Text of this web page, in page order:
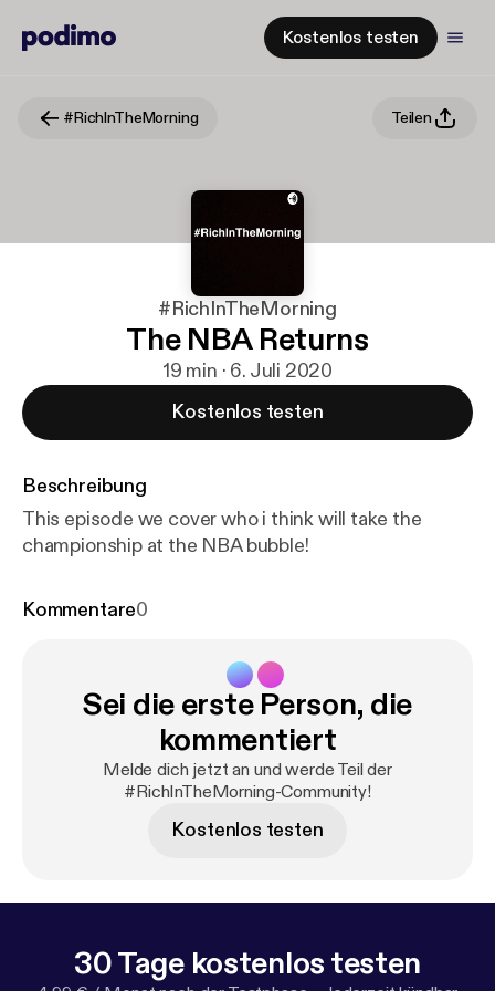
Kostenlos testen
#RichInTheMorning Teilen
#RichInTheMorning
The NBA Returns
19 min · 6. Juli 2020
Kostenlos testen
Beschreibung
This episode we cover who i think will take the
championship at the NBA bubble!
Kommentare0
Sei die erste Person, die
kommentiert
Melde dich jetzt an und werde Teil der
#RichInTheMorning-Community!
Kostenlos testen
30 Tage kostenlos testen